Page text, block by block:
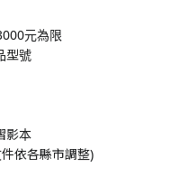
元為限
型號
影本
依各縣市調整)